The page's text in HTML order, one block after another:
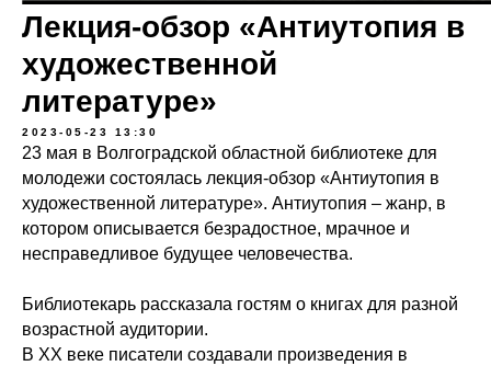
Лекция-обзор «Антиутопия в
художественной
литературе»
2023-05-23 13:30
23 мая в Волгоградской областной библиотеке для
молодежи состоялась лекция-обзор «Антиутопия в
художественной литературе». Антиутопия – жанр, в
котором описывается безрадостное, мрачное и
несправедливое будущее человечества.
Библиотекарь рассказала гостям о книгах для разной
возрастной аудитории.
В ХХ веке писатели создавали произведения в